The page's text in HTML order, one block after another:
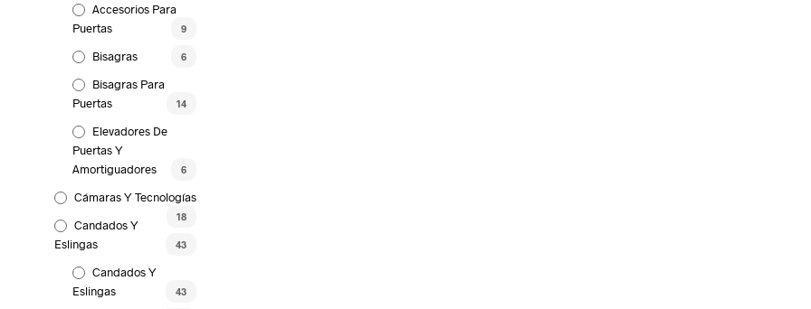
Accesorios Para
Puertas
9
Bisagras 6
Bisagras Para
Puertas
14
Elevadores De
Puertas Y
Amortiguadores
6
Cámaras Y Tecnologías
18
Candados Y
Eslingas
43
Candados Y
Eslingas
43